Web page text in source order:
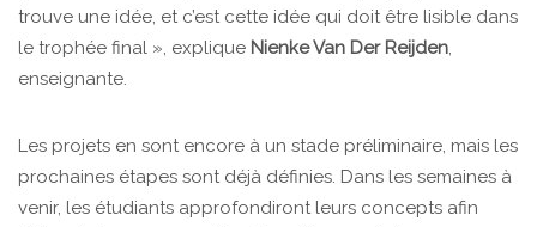
trouve une idée, et c’est cette idée qui doit être lisible dans
le trophée final », explique Nienke Van Der Reijden,
enseignante.
Les projets en sont encore à un stade préliminaire, mais les
prochaines étapes sont déjà définies. Dans les semaines à
venir, les étudiants approfondiront leurs concepts afin